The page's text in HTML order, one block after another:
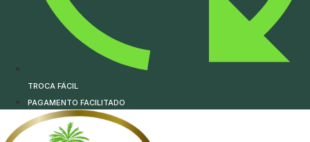
TROCA FÁCIL
PAGAMENTO FACILITADO